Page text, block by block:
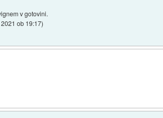
v gotovini.
ob 19:17)